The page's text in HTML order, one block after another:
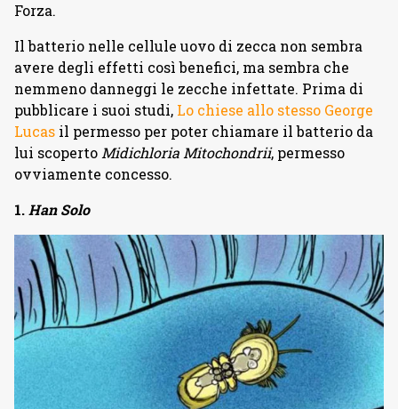
Forza.
Il batterio nelle cellule uovo di zecca non sembra
avere degli effetti così benefici, ma sembra che
nemmeno danneggi le zecche infettate. Prima di
pubblicare i suoi studi, Lo chiese allo stesso George
Lucas il permesso per poter chiamare il batterio da
lui scoperto Midichloria Mitochondrii, permesso
ovviamente concesso.
1.Han Solo